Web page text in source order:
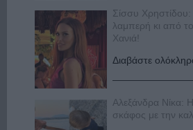
Σίσσυ
λαμπερή κι από
Χανιά!
Διαβάστε
Αλεξάνδρα Νίκα:
σκάφος με την